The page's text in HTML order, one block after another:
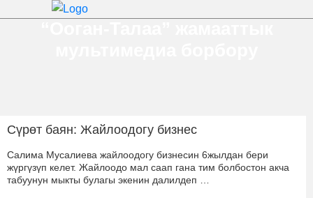
Сүрөт баян: Жайлоодогу бизнес
Салима Мусалиева жайлоодогу бизнесин 6жылдан бери
жүргүзүп келет. Жайлоодо мал саап гана тим болбостон акча
табуунун мыкты булагы экенин далилдеп …